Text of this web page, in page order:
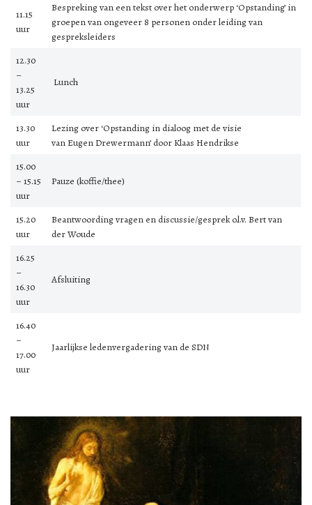
11.15
uur
Bespreking van een tekst over het onderwerp ‘Opstanding’ in
groepen van ongeveer 8 personen onder leiding van
gespreksleiders
12.30
–
13.25
uur
Lunch
13.30
uur
Lezing over ‘Opstanding in dialoog met de visie
van Eugen Drewermann’ door Klaas Hendrikse
15.00
– 15.15
uur
Pauze (koffie/thee)
15.20
uur
Beantwoording vragen en discussie/gesprek o.l.v. Bert van
der Woude
16.25
–
16.30
uur
Afsluiting
16.40
–
17.00
uur
Jaarlijkse ledenvergadering van de SDN